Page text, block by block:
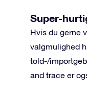
Super-
Hvis du gerne
valgmulighed
told-/
and trace er